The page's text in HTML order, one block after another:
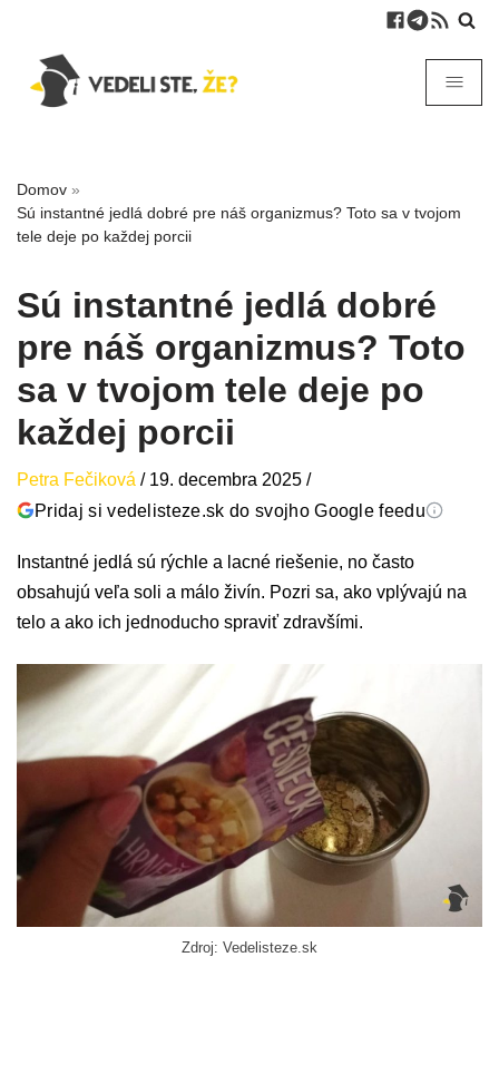
Domov »
Sú instantné jedlá dobré pre náš organizmus? Toto sa v tvojom
tele deje po každej porcii
Sú instantné jedlá dobré
pre náš organizmus? Toto
sa v tvojom tele deje po
každej porcii
Petra Fečiková / 19. decembra 2025 /
Pridaj si vedelisteze.sk do svojho Google feedu
Instantné jedlá sú rýchle a lacné riešenie, no často
obsahujú veľa soli a málo živín. Pozri sa, ako vplývajú na
telo a ako ich jednoducho spraviť zdravšími.
Zdroj: Vedelisteze.sk